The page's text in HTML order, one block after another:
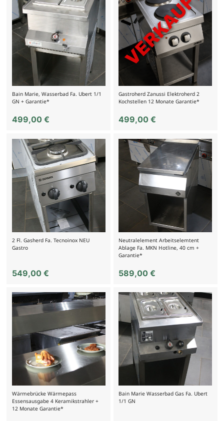
Bain Marie, Wasserbad Fa. Ubert 1/1
GN + Garantie*
499,00 €
Gastroherd Zanussi Elektroherd 2
Kochstellen 12 Monate Garantie*
499,00€
2 Fl. Gasherd Fa. Tecnoinox NEU
Gastro
549,00 €
Neutralelement Arbeitselemtent
Ablage Fa. MKN Hotline, 40 cm +
Garantie*
589,00€
Wärmebrücke Wärmepass
Essensausgabe 4 Keramikstrahler +
12 Monate Garantie*
Bain Marie Wasserbad Gas Fa. Ubert
1/1 GN